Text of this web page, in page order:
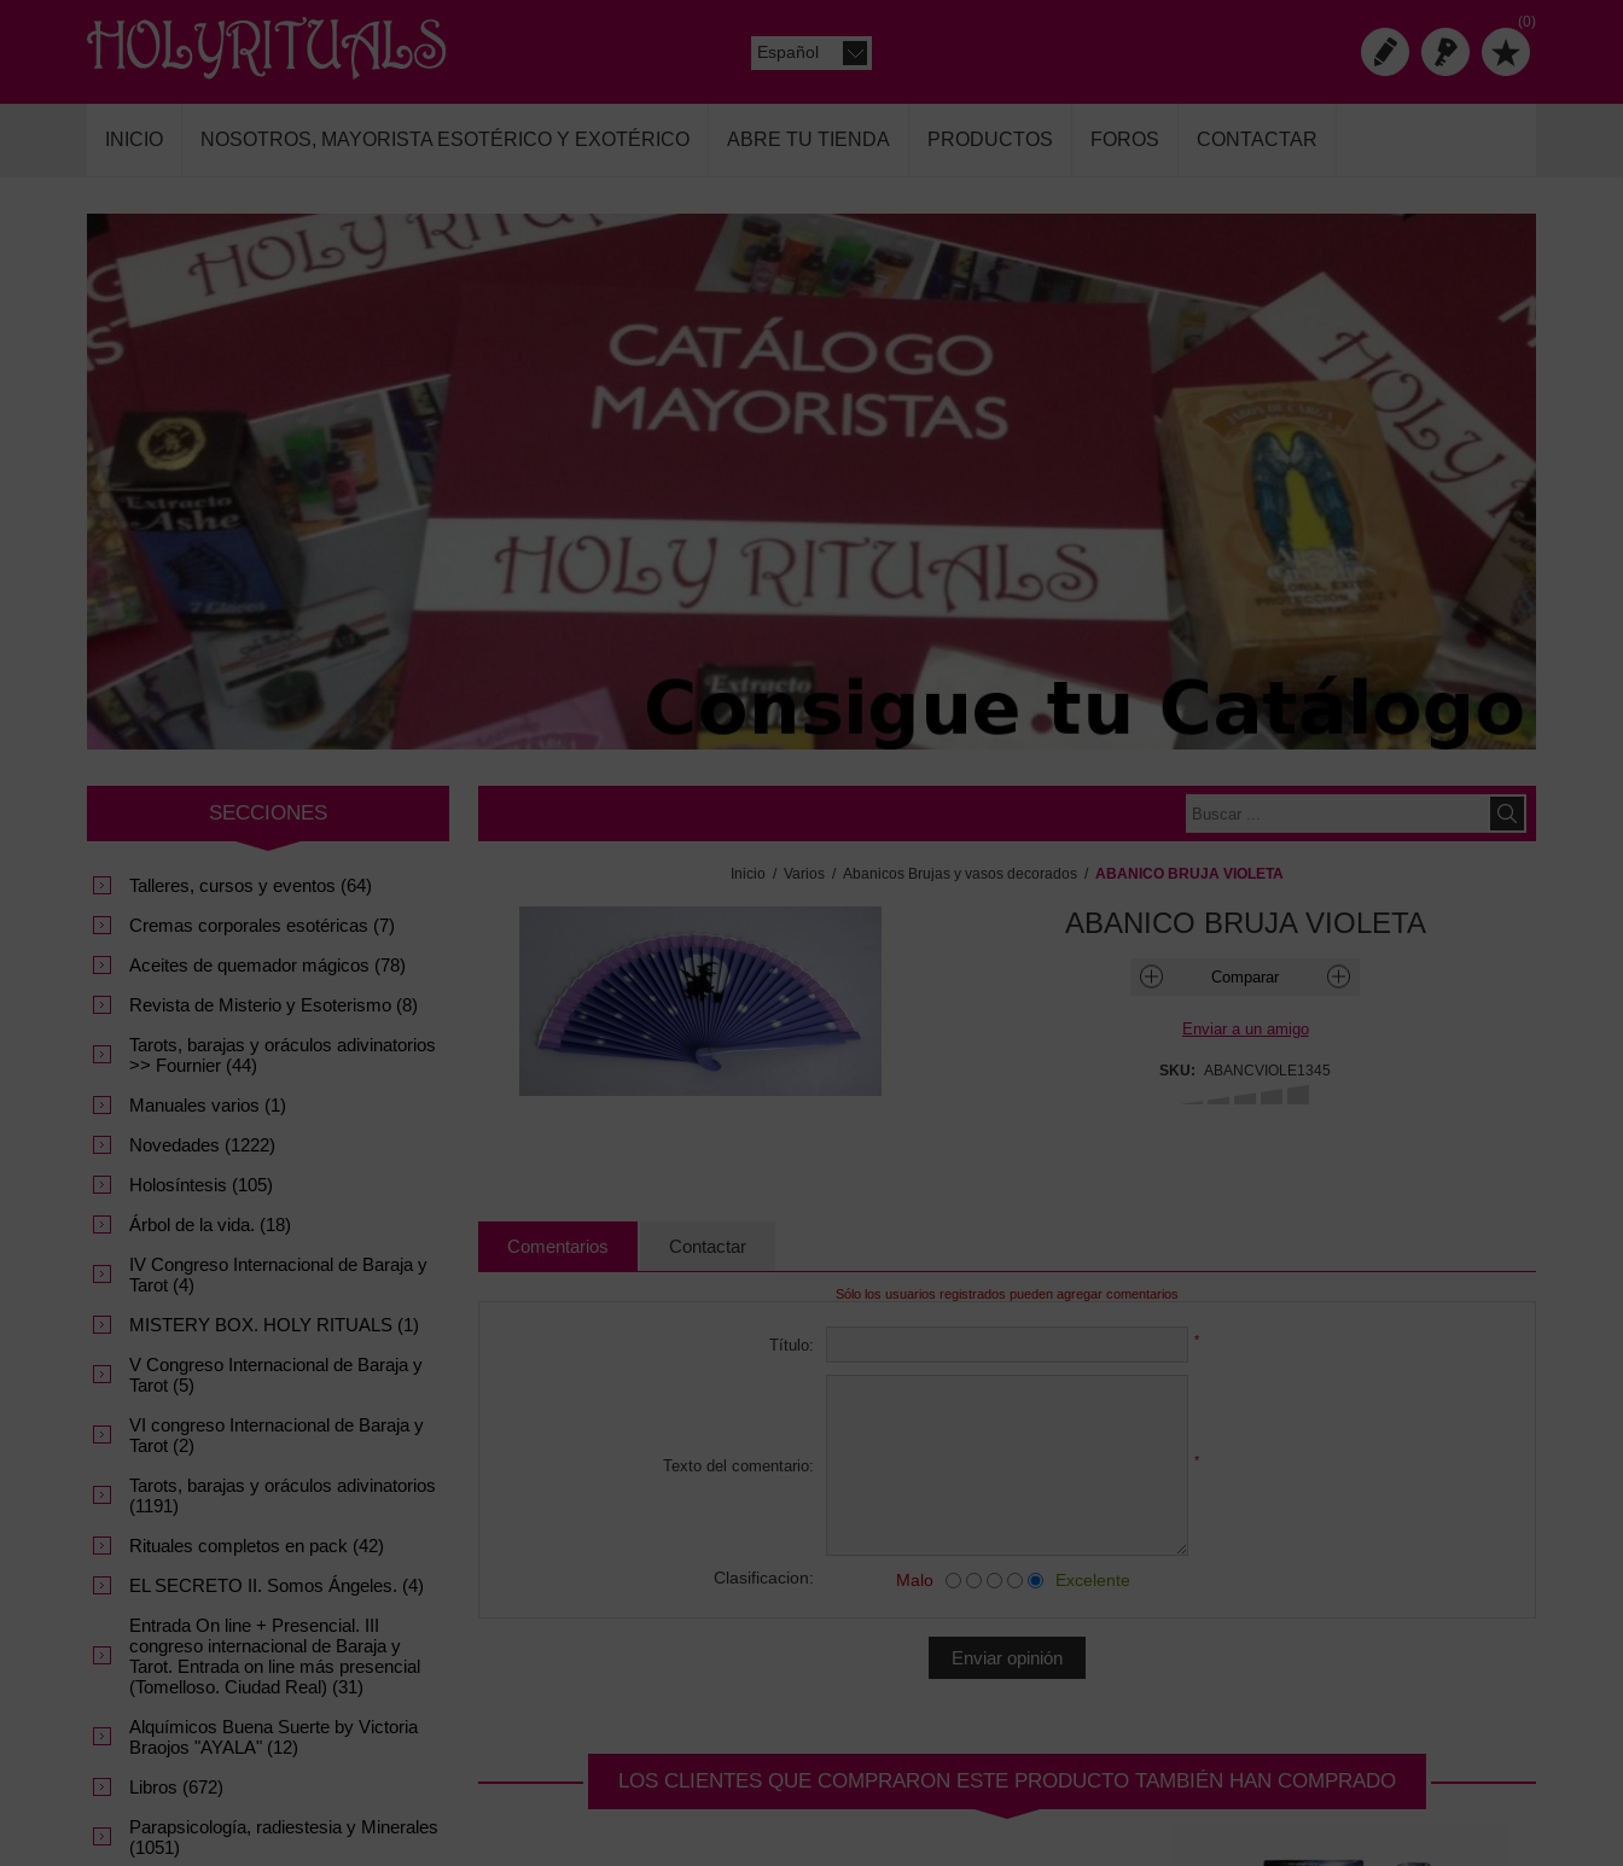
(0)
Español
INICIO NOSOTROS, MAYORISTA ESOTÉRICO Y EXOTÉRICO ABRE TU TIENDA PRODUCTOS FOROS CONTACTAR
Inicio / Varios / Abanicos Brujas y vasos decorados / ABANICO BRUJA VIOLETA
ABANICO BRUJA VIOLETA
SKU: ABANCVIOLE1345
Comentarios Contactar
Sólo los usuarios registrados pueden agregar comentarios
Título: *
Texto del comentario: *
Clasificacion: Malo Excelente
LOS CLIENTES QUE COMPRARON ESTE PRODUCTO TAMBIÉN HAN COMPRADO
SECCIONES
Talleres, cursos y eventos (64)
Cremas corporales esotéricas (7)
Aceites de quemador mágicos (78)
Revista de Misterio y Esoterismo (8)
Tarots, barajas y oráculos adivinatorios
>> Fournier (44)
Manuales varios (1)
Novedades (1222)
Holosíntesis (105)
Árbol de la vida. (18)
IV Congreso Internacional de Baraja y
Tarot (4)
MISTERY BOX. HOLY RITUALS (1)
V Congreso Internacional de Baraja y
Tarot (5)
VI congreso Internacional de Baraja y
Tarot (2)
Tarots, barajas y oráculos adivinatorios
(1191)
Rituales completos en pack (42)
EL SECRETO II. Somos Ángeles. (4)
Entrada On line + Presencial. III
congreso internacional de Baraja y
Tarot. Entrada on line más presencial
(Tomelloso. Ciudad Real) (31)
Alquímicos Buena Suerte by Victoria
Braojos "AYALA" (12)
Libros (672)
Parapsicología, radiestesia y Minerales
(1051)